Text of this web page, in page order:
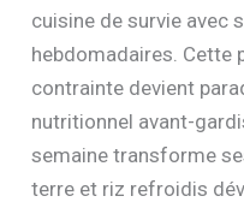
cuisine de survie avec
hebdomadaires. Cette
contrainte devient
nutritionnel avant-
semaine transforme
terre et riz refroidis